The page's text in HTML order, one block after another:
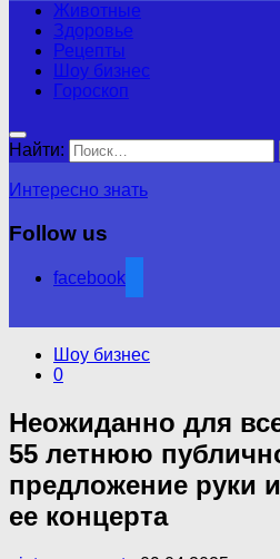
Животные
Здоровье
Рецепты
Шоу бизнес
Гороскоп
Найти:
Интересно знать
Follow us
facebook
Шоу бизнес
0
Неожиданно для
55 летнюю
предложение руки
ее концерта